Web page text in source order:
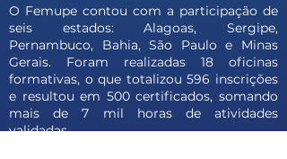
O Femupe contou com a participação de
seis estados: Alagoas, Sergipe,
Pernambuco, Bahia, São Paulo e Minas
Gerais. Foram realizadas 18 oficinas
formativas, o que totalizou 596 inscrições
e resultou em 500 certificados, somando
mais de 7 mil horas de atividades
validadas.